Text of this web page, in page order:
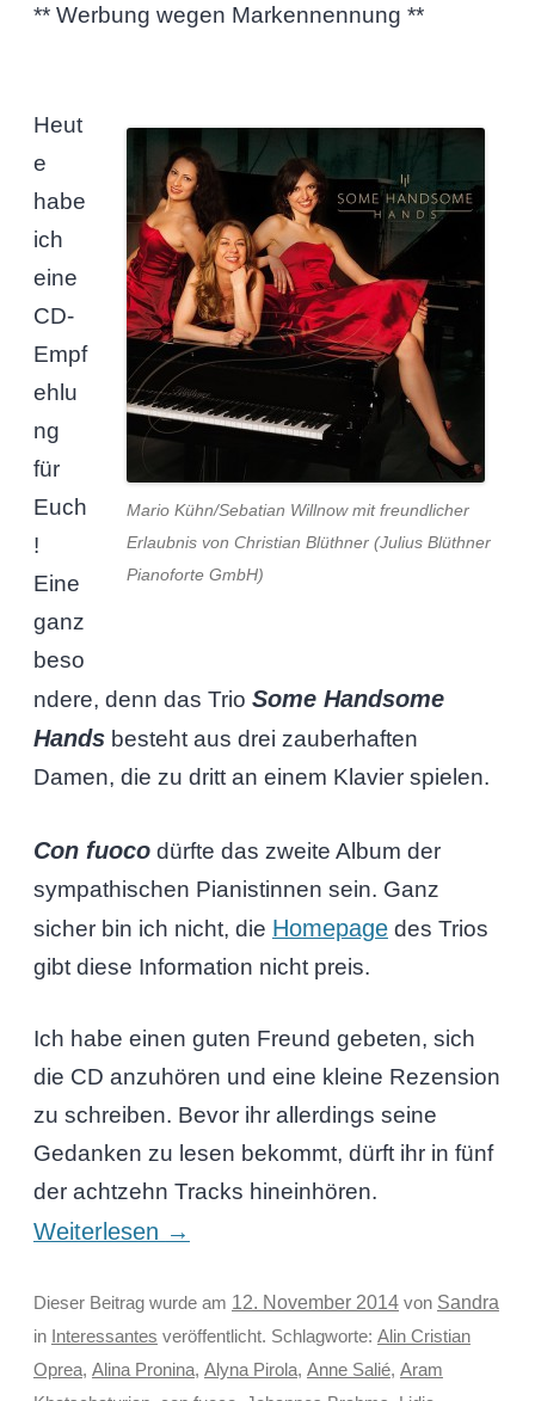
** Werbung wegen Markennennung **
Mario Kühn/Sebatian Willnow mit freundlicher
Erlaubnis von Christian Blüthner (Julius Blüthner
Pianoforte GmbH)
Heut
e
habe
ich
eine
CD-
Empf
ehlu
ng
für
Euch
!
Eine
ganz
beso
ndere, denn das Trio Some Handsome
Handsbesteht aus drei zauberhaften
Damen, die zu dritt an einem Klavier spielen.
Con fuocodürfte das zweite Album der
sympathischen Pianistinnen sein. Ganz
sicher bin ich nicht, die Homepagedes Trios
gibt diese Information nicht preis.
Ich habe einen guten Freund gebeten, sich
die CD anzuhören und eine kleine Rezension
zu schreiben. Bevor ihr allerdings seine
Gedanken zu lesen bekommt, dürft ihr in fünf
der achtzehn Tracks hineinhören.
Weiterlesen →
Dieser Beitrag wurde am 12. November 2014von Sandra
in Interessantes veröffentlicht. Schlagworte: Alin Cristian
Oprea, Alina Pronina, Alyna Pirola, Anne Salié, Aram